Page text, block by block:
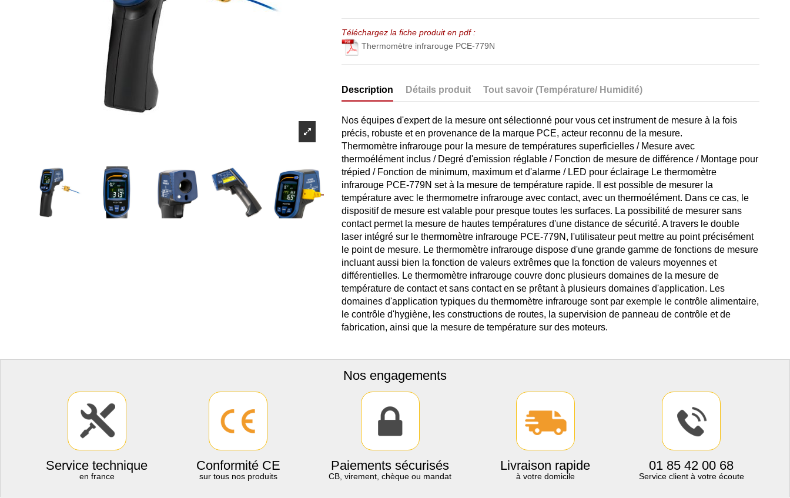
Téléchargez la fiche produit en pdf :
Thermomètre infrarouge PCE-779N
Description Détails produit Tout savoir (Température/ Humidité)
Nos équipes d'expert de la mesure ont sélectionné pour vous cet instrument de mesure à la fois
précis, robuste et en provenance de la marque PCE, acteur reconnu de la mesure.
Thermomètre infrarouge pour la mesure de températures superficielles / Mesure avec
thermoélément inclus / Degré d'emission réglable / Fonction de mesure de différence / Montage pour
trépied / Fonction de minimum, maximum et d'alarme / LED pour éclairage Le thermomètre
infrarouge PCE-779N set à la mesure de température rapide. Il est possible de mesurer la
température avec le thermometre infrarouge avec contact, avec un thermoélément. Dans ce cas, le
dispositif de mesure est valable pour presque toutes les surfaces. La possibilité de mesurer sans
contact permet la mesure de hautes températures d'une distance de sécurité. A travers le double
laser intégré sur le thermomètre infrarouge PCE-779N, l'utilisateur peut mettre au point précisément
le point de mesure. Le thermomètre infrarouge dispose d'une grande gamme de fonctions de mesure
incluant aussi bien la fonction de valeurs extrêmes que la fonction de valeurs moyennes et
différentielles. Le thermomètre infrarouge couvre donc plusieurs domaines de la mesure de
température de contact et sans contact en se prêtant à plusieurs domaines d'application. Les
domaines d'application typiques du thermomètre infrarouge sont par exemple le contrôle alimentaire,
le contrôle d'hygiène, les constructions de routes, la supervision de panneau de contrôle et de
fabrication, ainsi que la mesure de température sur des moteurs.
Nos engagements
Service technique
en france
Conformité CE
sur tous nos produits
Paiements sécurisés
CB, virement, chèque ou mandat
Livraison rapide
à votre domicile
01 85 42 00 68
Service client à votre écoute